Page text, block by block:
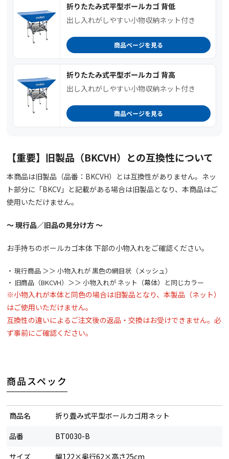
折りたたみ式平型ボールカゴ 背低
出し入れがしやすい小物収納ネット付き
商品ページを見る
折りたたみ式平型ボールカゴ 背高
出し入れがしやすい小物収納ネット付き
商品ページを見る
【重要】旧製品（BKCVH）との互換性について
本商品は旧製品（品番：BKCVH）とは互換性がありません。ネッ
ト部分に「BKCV」と記載がある場合は旧製品となり、本商品はご
使用いただけません。
～ 現行品／旧品の見分け方 ～
お手持ちのボールカゴ本体 下部の小物入れをご確認ください。
現行商品 ＞＞ 小物入れが 黒色の網目状（メッシュ）
旧商品（BKCVH）＞＞ 小物入れが ネット（幕体）と同じカラー
※小物入れが本体と同色の場合は旧製品となり、本製品（ネット）
はご使用いただけません。
互換性の違いによるご注文後の返品・交換はお受けできません。必
ず事前にご確認ください。
商品スペック
商品名
折り畳み式平型ボールカゴ用ネット
品番
BT0030-B
サイズ
幅122×奥行62×高さ25cm